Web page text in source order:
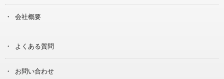
会社概要
よくある質問
お問い合わせ